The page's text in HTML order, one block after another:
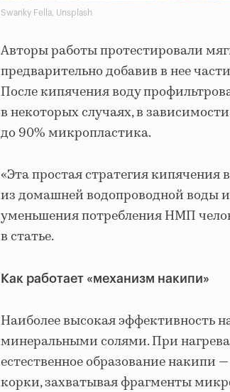
Swanky Fella, Unsplash
Авторы работы протестировали
предварительно добавив в нее
После кипячения воду
в некоторых случаях, в
до 90% микропластика.
«Эта простая стратегия
из домашней водопроводной воды
уменьшения потребления НМП
в статье.
Как работает «механизм накипи»
Наиболее высокая эффективность
минеральными солями. При
естественное образование накипи
корки, захватывая фрагменты